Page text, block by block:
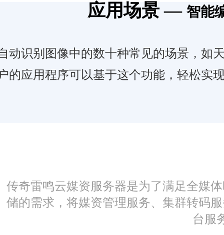
应用场景 —智能
动识别图像中的数十种常见的场景，如
的应用程序可以基于这个功能，轻松实
传奇雷鸣云媒资服务器是为了满足全媒
储的需求，将媒资管理服务、集群转码
台服